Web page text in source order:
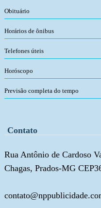
Obituário
Horários de ônibus
Telefones úteis
Horóscopo
Previsão completa do tempo
Contato
Rua Antônio de Cardoso
Chagas, Prados-MG